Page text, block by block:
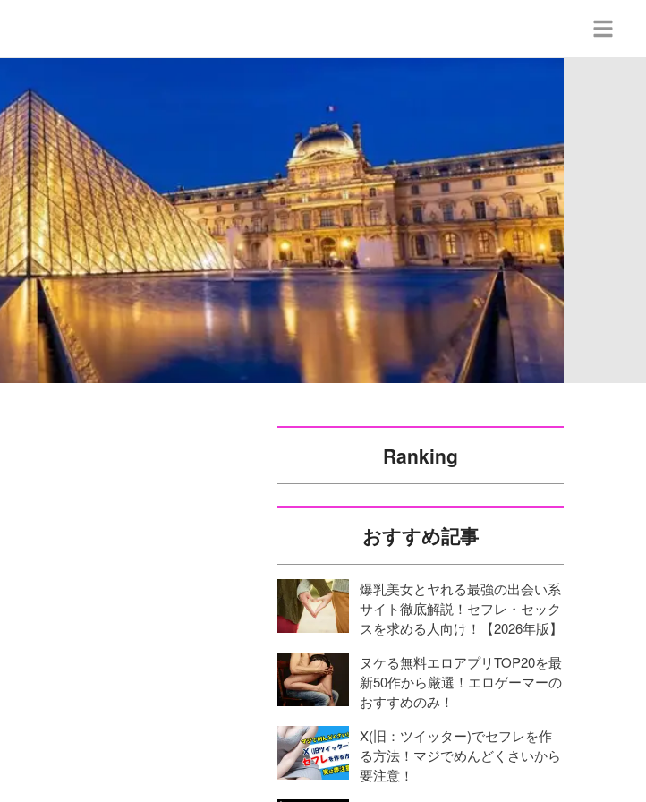
Ranking
おすすめ記事
爆乳美女とヤれる最強の出会い系
サイト徹底解説！セフレ・セック
スを求める人向け！【2026年版】
ヌケる無料エロアプリTOP20を最
新50作から厳選！エロゲーマーの
おすすめのみ！
X(旧：ツイッター)でセフレを作
る方法！マジでめんどくさいから
要注意！